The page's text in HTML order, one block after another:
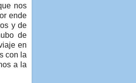
nos
ende
y de
de
en
con la
a la